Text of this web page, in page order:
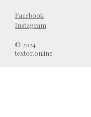
Facebook
Instagram
© 2024
textor.online